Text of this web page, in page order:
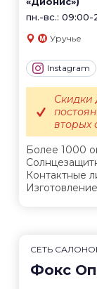
пн.-вс.: 09:00-
Уручье
Instagram
Более 1000
Контактные
Скидки
вторых
СЕТЬ
Фокс